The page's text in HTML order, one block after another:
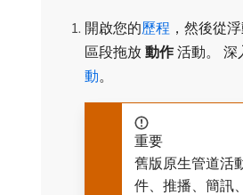
開啟您的歷程 ，然後從
區段拖放​ 動作活動。 深
動。
重要
舊版原生管道活
件、推播、簡訊